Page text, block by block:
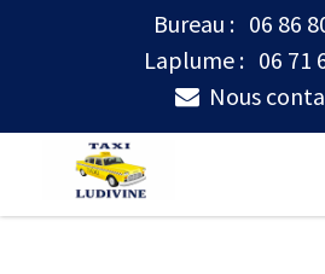
Bureau : 06 86
Laplume : 06 71
Nous